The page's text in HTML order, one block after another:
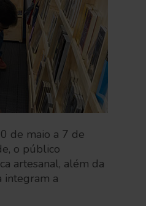
de maio a 7 de
o público
artesanal, além da
integram a